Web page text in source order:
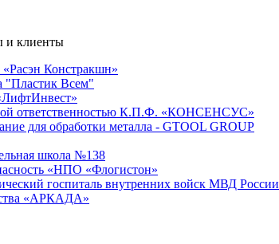
и клиенты
Констракшн»
"Пластик Всем"
ответственностью К.П.Ф. «КОНСЕНСУС»
для обработки металла - GTOOL GROUP
школа №138
«НПО «Флогистон»
госпиталь внутренних войск МВД России
«АРКАДА»